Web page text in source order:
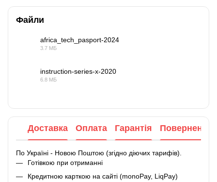
Файли
africa_tech_pasport-2024
3.7 МБ
instruction-series-x-2020
6.8 МБ
Доставка Оплата Гарантія Повернення
По Україні - Новою Поштою (згідно діючих тарифів).
Готівкою при отриманні
Кредитною карткою на сайті (monoPay, LiqPay)